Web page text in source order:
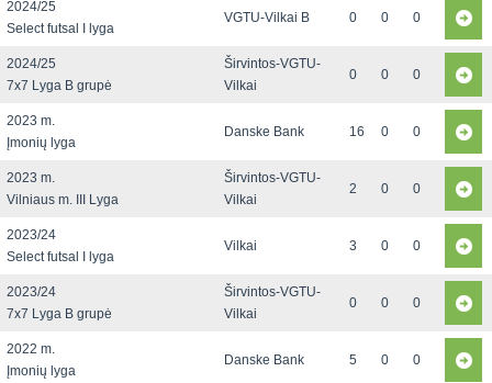
2024/25
Select futsal I lyga
VGTU-Vilkai B 0 0 0
2024/25
7x7 Lyga B grupė
Širvintos-VGTU-
Vilkai
0 0 0
2023 m.
Įmonių lyga
Danske Bank 16 0 0
2023 m.
Vilniaus m. III Lyga
Širvintos-VGTU-
Vilkai
2 0 0
2023/24
Select futsal I lyga
Vilkai 3 0 0
2023/24
7x7 Lyga B grupė
Širvintos-VGTU-
Vilkai
0 0 0
2022 m.
Įmonių lyga
Danske Bank 5 0 0